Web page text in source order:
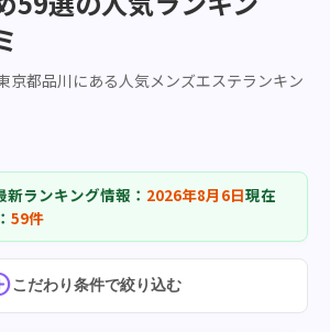
京都品川にある人気メンズエステランキン
新ランキング情報： 2026年8月6日現在
59件
こだわり条件で絞り込む